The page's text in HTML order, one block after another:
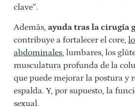
clave”.
Además, ayuda tras la cirugía
contribuye a fortalecer el core,
abdominales, lumbares, los
musculatura profunda de la
que puede mejorar la postura y
espalda. Y, por supuesto, la
sexual.